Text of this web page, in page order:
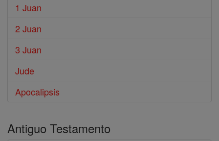
1 Juan
2 Juan
3 Juan
Jude
Apocalipsis
Antiguo Testamento